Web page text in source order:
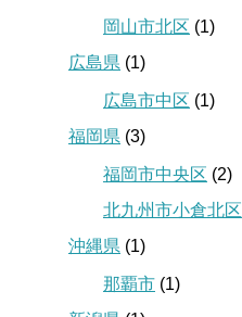
岡山市北区 (1)
広島県 (1)
広島市中区 (1)
福岡県 (3)
福岡市中央区 (2)
北九州市小倉北区
沖縄県 (1)
那覇市 (1)